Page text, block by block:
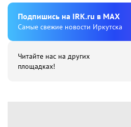
Подпишиcь на IRK.ru в MAX
Cамые свежие новости Иркутска
Читайте нас на других
площадках!